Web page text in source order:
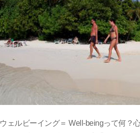
ウェルビーイング＝ Well-beingって何？